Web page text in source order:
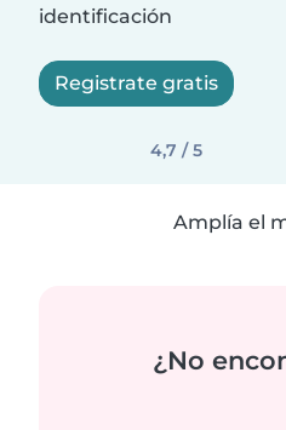
identificación
Registrate gratis
4,7 / 5
Amplía el
¿No